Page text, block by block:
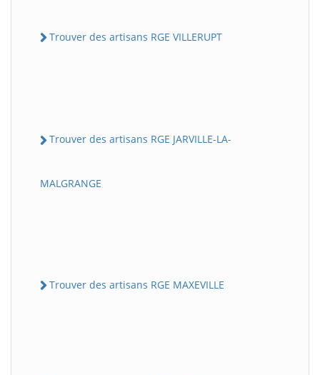
Trouver des artisans RGE VILLERUPT
Trouver des artisans RGE JARVILLE-LA-
MALGRANGE
Trouver des artisans RGE MAXEVILLE